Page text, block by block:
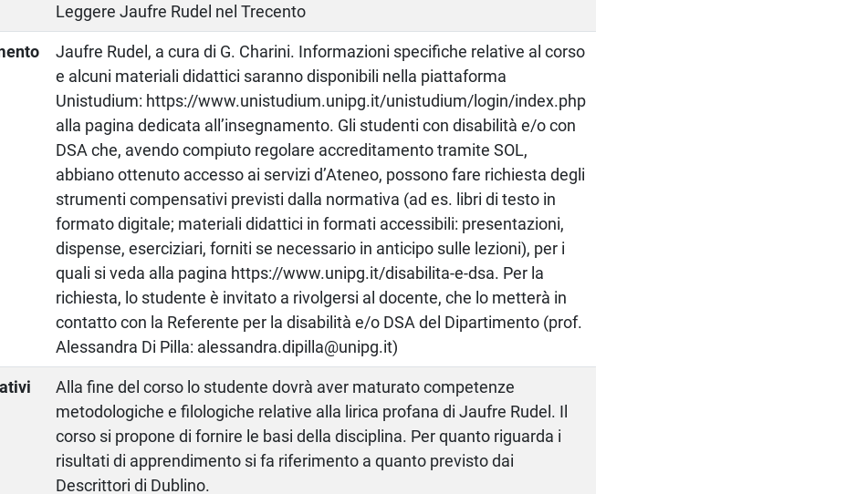
Leggere Jaufre Rudel nel Trecento
Jaufre Rudel, a cura di G. Charini. Informazioni specifiche relative al corso
e alcuni materiali didattici saranno disponibili nella piattaforma
Unistudium: https://www.unistudium.unipg.it/unistudium/login/index.php
alla pagina dedicata all’insegnamento. Gli studenti con disabilità e/o con
DSA che, avendo compiuto regolare accreditamento tramite SOL,
abbiano ottenuto accesso ai servizi d’Ateneo, possono fare richiesta degli
strumenti compensativi previsti dalla normativa (ad es. libri di testo in
formato digitale; materiali didattici in formati accessibili: presentazioni,
dispense, eserciziari, forniti se necessario in anticipo sulle lezioni), per i
quali si veda alla pagina https://www.unipg.it/disabilita-e-dsa. Per la
richiesta, lo studente è invitato a rivolgersi al docente, che lo metterà in
contatto con la Referente per la disabilità e/o DSA del Dipartimento (prof.
Alessandra Di Pilla: alessandra.dipilla@unipg.it)
Alla fine del corso lo studente dovrà aver maturato competenze
metodologiche e filologiche relative alla lirica profana di Jaufre Rudel. Il
corso si propone di fornire le basi della disciplina. Per quanto riguarda i
risultati di apprendimento si fa riferimento a quanto previsto dai
Descrittori di Dublino.